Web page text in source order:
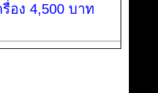
อง 4,500 บาท